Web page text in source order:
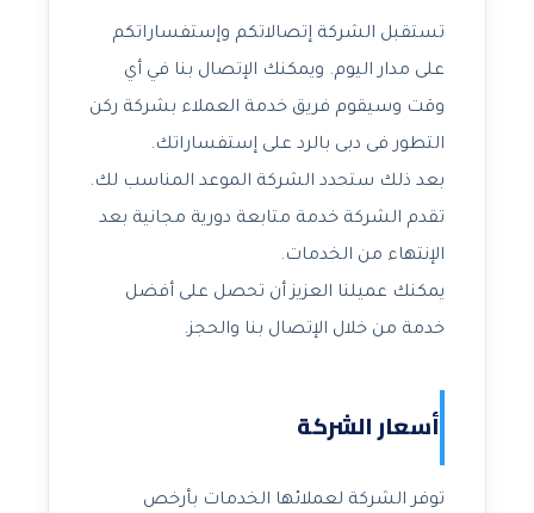
تستقبل الشركة إتصالاتكم وإستفساراتكم
على مدار اليوم. ويمكنك الإتصال بنا في أي
وقت وسيقوم فريق خدمة العملاء بشركة ركن
التطور فى دبى بالرد على إستفساراتك.
بعد ذلك ستحدد الشركة الموعد المناسب لك.
تقدم الشركة خدمة متابعة دورية مجانية بعد
الإنتهاء من الخدمات.
يمكنك عميلنا العزيز أن تحصل على أفضل
خدمة من خلال الإتصال بنا والحجز.
أسعار الشركة
توفر الشركة لعملائها الخدمات بأرخص